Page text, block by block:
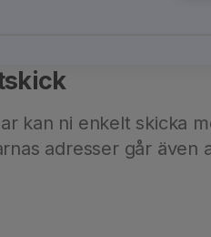
kan ni enkelt skicka
adresser går